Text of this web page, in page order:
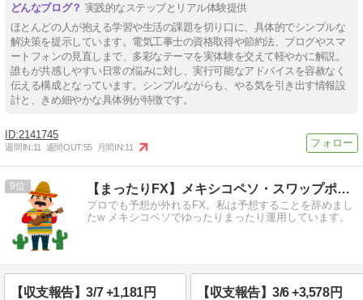
実践的なステップとリアル体験提供
ほとんどの人が抱える学習や生活の課題を切り口に、具体的でシンプルな
解決策を提示しています。電気工事士の資格取得や節約法、ブログやスマ
ートフォンの見直しまで、多彩なテーマを実体験を交えて軽やかに解説。
誰もが共感しやすい日常の悩みに対し、実行可能なアドバイスを容赦なく
伝える構成となっています。シンプルながらも、やる気を引き出す情報設
計と、きめ細やかな具体例が特徴です。
2141745
週間IN:11 週間OUT:55 月間IN:11
9 【まったりFX】メキシコペソ・スワップポイント日記
プロでも予想が外れるFX。私は予想することを辞めまし
たw メキシコペソでゆったりまったり運用しています。
【収支報告】3/7 +1,181円 【収支報告】3/6 +3,578円